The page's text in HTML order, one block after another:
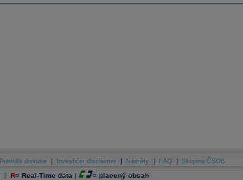
Pravidla diskuse Investiční disclaimer Náměty FAQ Skupina ČSOB
| R= Real-Time data | = placený obsah